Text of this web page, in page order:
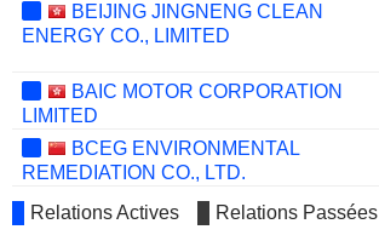
BEIJING JINGNENG CLEAN
ENERGY CO., LIMITED
BAIC MOTOR CORPORATION
LIMITED
BCEG ENVIRONMENTAL
REMEDIATION CO., LTD.
BEIJING JINGNENG THERMAL
CO., LTD.
Relations Actives Relations Passées